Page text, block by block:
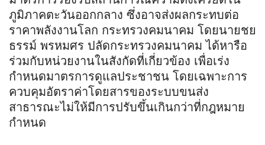
ภูมิภาคตะวันออกกลาง ซึ่งอาจส่งผลกระทบต่อ
ราคาพลังงานโลก กระทรวงคมนาคม โดยนายชย
ธรรม์ พรหมศร ปลัดกระทรวงคมนาคม ได้หารือ
ร่วมกับหน่วยงานในสังกัดที่เกี่ยวข้อง เพื่อเร่ง
กำหนดมาตรการดูแลประชาชน โดยเฉพาะการ
ควบคุมอัตราค่าโดยสารของระบบขนส่ง
สาธารณะไม่ให้มีการปรับขึ้นเกินกว่าที่กฎหมาย
กำหนด